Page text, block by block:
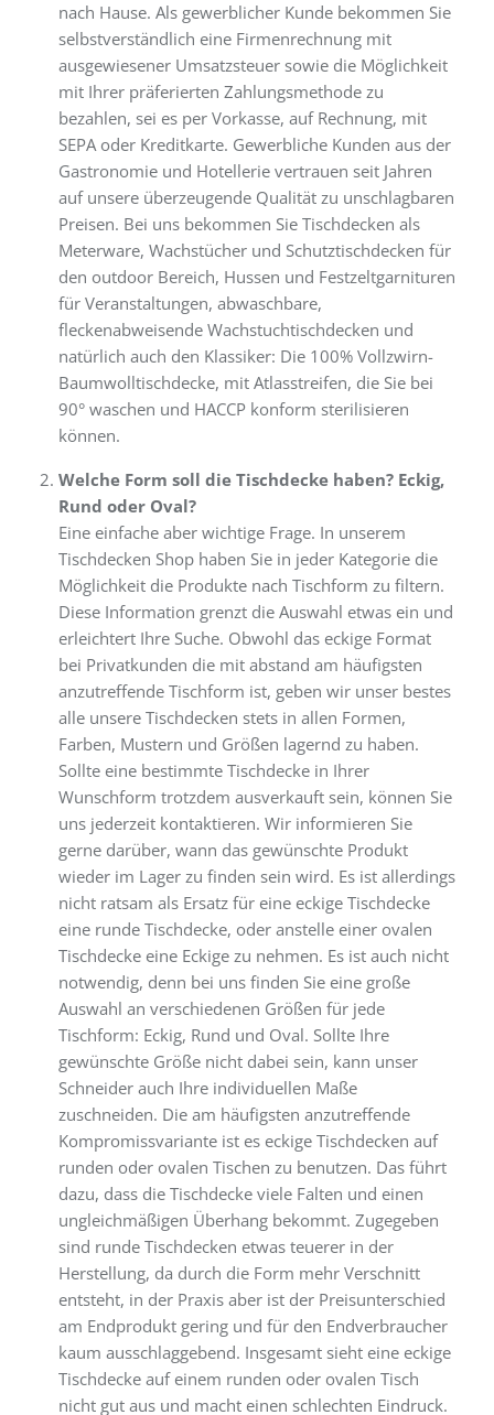
nach Hause. Als gewerblicher Kunde bekommen Sie
selbstverständlich eine Firmenrechnung mit
ausgewiesener Umsatzsteuer sowie die Möglichkeit
mit Ihrer präferierten Zahlungsmethode zu
bezahlen, sei es per Vorkasse, auf Rechnung, mit
SEPA oder Kreditkarte. Gewerbliche Kunden aus der
Gastronomie und Hotellerie vertrauen seit Jahren
auf unsere überzeugende Qualität zu unschlagbaren
Preisen. Bei uns bekommen Sie Tischdecken als
Meterware, Wachstücher und Schutztischdecken für
den outdoor Bereich, Hussen und Festzeltgarnituren
für Veranstaltungen, abwaschbare,
fleckenabweisende Wachstuchtischdecken und
natürlich auch den Klassiker: Die 100% Vollzwirn-
Baumwolltischdecke, mit Atlasstreifen, die Sie bei
90° waschen und HACCP konform sterilisieren
können.
Welche Form soll die Tischdecke haben? Eckig,
Rund oder Oval?
Eine einfache aber wichtige Frage. In unserem
Tischdecken Shop haben Sie in jeder Kategorie die
Möglichkeit die Produkte nach Tischform zu filtern.
Diese Information grenzt die Auswahl etwas ein und
erleichtert Ihre Suche. Obwohl das eckige Format
bei Privatkunden die mit abstand am häufigsten
anzutreffende Tischform ist, geben wir unser bestes
alle unsere Tischdecken stets in allen Formen,
Farben, Mustern und Größen lagernd zu haben.
Sollte eine bestimmte Tischdecke in Ihrer
Wunschform trotzdem ausverkauft sein, können Sie
uns jederzeit kontaktieren. Wir informieren Sie
gerne darüber, wann das gewünschte Produkt
wieder im Lager zu finden sein wird. Es ist allerdings
nicht ratsam als Ersatz für eine eckige Tischdecke
eine runde Tischdecke, oder anstelle einer ovalen
Tischdecke eine Eckige zu nehmen. Es ist auch nicht
notwendig, denn bei uns finden Sie eine große
Auswahl an verschiedenen Größen für jede
Tischform: Eckig, Rund und Oval. Sollte Ihre
gewünschte Größe nicht dabei sein, kann unser
Schneider auch Ihre individuellen Maße
zuschneiden. Die am häufigsten anzutreffende
Kompromissvariante ist es eckige Tischdecken auf
runden oder ovalen Tischen zu benutzen. Das führt
dazu, dass die Tischdecke viele Falten und einen
ungleichmäßigen Überhang bekommt. Zugegeben
sind runde Tischdecken etwas teuerer in der
Herstellung, da durch die Form mehr Verschnitt
entsteht, in der Praxis aber ist der Preisunterschied
am Endprodukt gering und für den Endverbraucher
kaum ausschlaggebend. Insgesamt sieht eine eckige
Tischdecke auf einem runden oder ovalen Tisch
nicht gut aus und macht einen schlechten Eindruck.